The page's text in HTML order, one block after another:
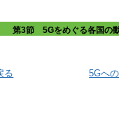
第3節 5Gをめぐる各国の
る 5Gへ